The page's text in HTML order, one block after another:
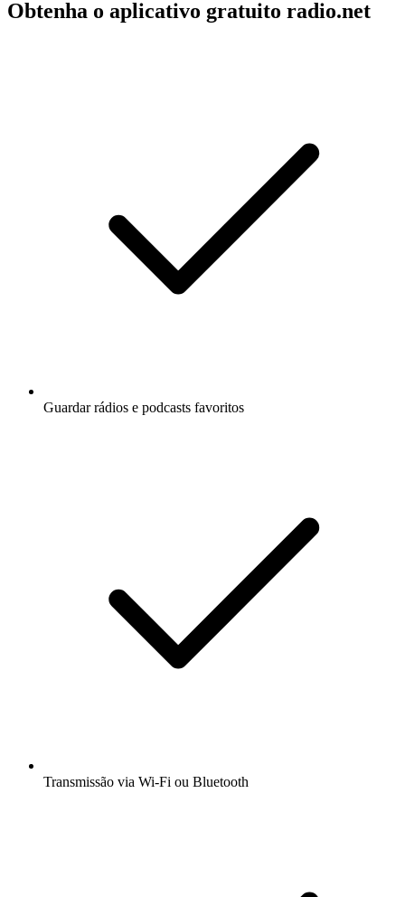
Obtenha o aplicativo gratuito radio.net
Guardar rádios e podcasts favoritos
Transmissão via Wi-Fi ou Bluetooth